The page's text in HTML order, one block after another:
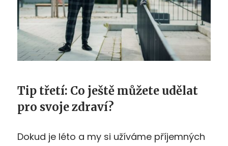
Tip třetí: Co ještě můžete udělat
pro svoje zdraví?
Dokud je léto a my si užíváme příjemných